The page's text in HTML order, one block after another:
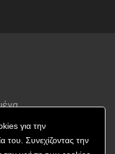
για την
του. Συνεχίζοντας την